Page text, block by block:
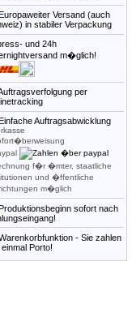
Versand (auch
in stabiler Verpackung
und 24h
m�glich!
per
Auftragsabwicklung
f�r �mter, staatliche
und �ffentliche
m�glich
sofort nach
- Sie zahlen
Porto!